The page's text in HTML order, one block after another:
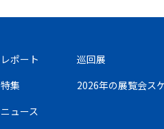
レポート
特集
ニュース
巡回展
2026年の展覧会ス